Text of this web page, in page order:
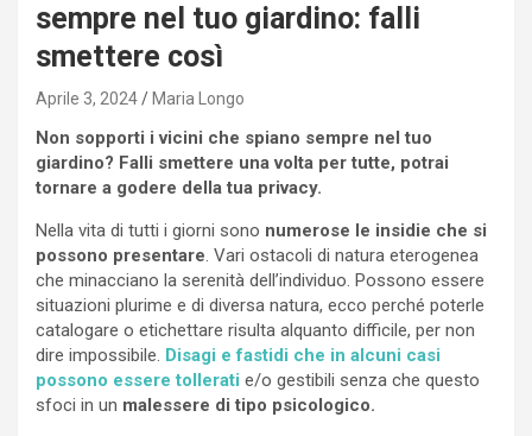
sempre nel tuo giardino: falli
smettere così
Aprile 3, 2024 Maria Longo
Non sopporti i vicini che spiano sempre nel tuo
giardino? Falli smettere una volta per tutte, potrai
tornare a godere della tua privacy.
Nella vita di tutti i giorni sono numerose le insidie che si
possono presentare. Vari ostacoli di natura eterogenea
che minacciano la serenità dell’individuo. Possono essere
situazioni plurime e di diversa natura, ecco perché poterle
catalogare o etichettare risulta alquanto difficile, per non
dire impossibile. Disagi e fastidi che in alcuni casi
possono essere tollerati e/o gestibili senza che questo
sfoci in un malessere di tipo psicologico.